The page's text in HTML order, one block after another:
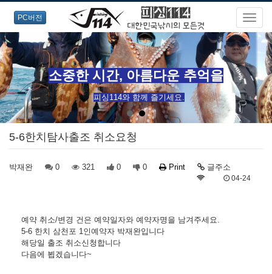
PC버전
소중한 시간, 아름다운 추억을
피싱114와 함께 즐기세요.
5-6한치탐사출조 취소요청
박재완 0 321 0 0 Print 글주소
04-24
예약 취소/변경 건은 예약일자와 예약자명을 남겨주세요.
5-6 한치 삼천포 1인예약자 박재완입니다
해당일 출조 취소신청합니다
다음에 뵙겠습니다~